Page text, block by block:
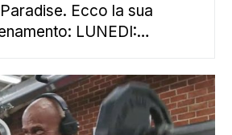
Ecco la sua
LUNEDI:…